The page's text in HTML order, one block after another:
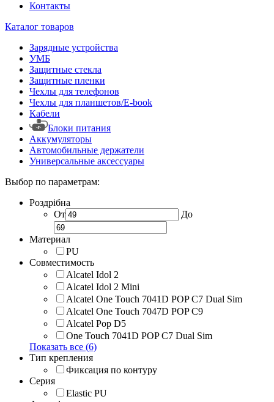
Контакты
Каталог товаров
Зарядные устройства
УМБ
Защитные стекла
Защитные пленки
Чехлы для телефонов
Чехлы для планшетов/E-book
Кабели
Блоки питания
Аккумуляторы
Автомобильные держатели
Универсальные аксессуары
Выбор по параметрам:
Роздрібна
От
До
Материал
PU
Совместимость
Alcatel Idol 2
Alcatel Idol 2 Mini
Alcatel One Touch 7041D POP C7 Dual Sim
Alcatel One Touch 7047D POP C9
Alcatel Pop D5
One Touch 7041D POP C7 Dual Sim
Показать все (6)
Тип крепления
Фиксация по контуру
Серия
Elastic PU